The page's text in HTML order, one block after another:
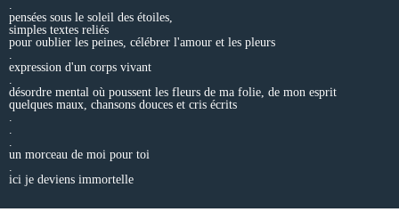
pensées sous le soleil des étoiles,
simples textes reliés
pour oublier les peines, célébrer l'amour et les pleurs
expression d'un corps vivant
désordre mental où poussent les fleurs de ma folie, de mon esprit
quelques maux, chansons douces et cris écrits
un morceau de moi pour toi
ici je deviens immortelle